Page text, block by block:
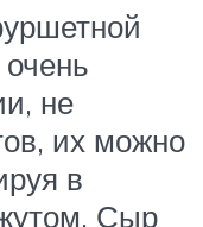
не
их можно
в
Сыр